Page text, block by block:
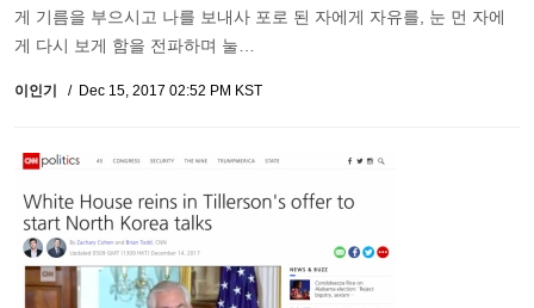
게 기름을 부으시고 나를 보내사 포로 된 자에게 자유를, 눈 먼 자에
게 다시 보게 함을 전파하며 눌…
이인기 Dec 15, 2017 02:52 PM KST